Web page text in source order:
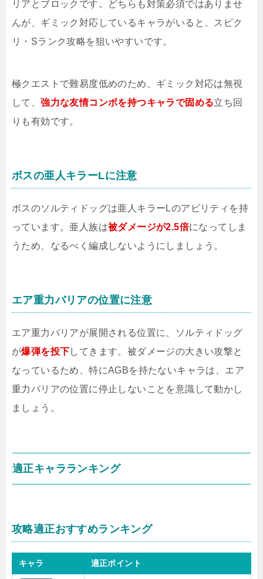
リアとブロックです。どちらも対策必須ではありませ
んが、ギミック対応しているキャラがいると、スピク
リ・Sランク攻略を狙いやすいです。
極クエストで難易度低めのため、ギミック対応は無視
して、強力な友情コンボを持つキャラで固める立ち回
りも有効です。
ボスの亜人キラーLに注意
ボスのソルティドッグは亜人キラーLのアビリティを持
っています。亜人族は被ダメージが2.5倍になってしま
うため、なるべく編成しないようにしましょう。
エア重力バリアの位置に注意
エア重力バリアが展開される位置に、ソルティドッグ
が爆弾を投下してきます。被ダメージの大きい攻撃と
なっているため、特にAGBを持たないキャラは、エア
重力バリアの位置に停止しないことを意識して動かし
ましょう。
適正キャラランキング
攻略適正おすすめランキング
キャラ 適正ポイント